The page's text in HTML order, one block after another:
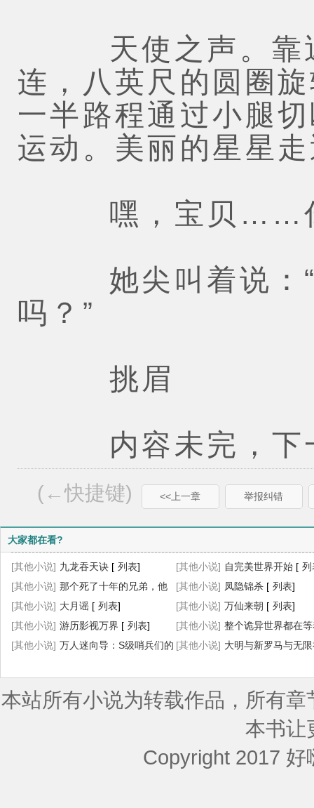
天使之声。靠近
连，八英尺的圆圈
一半路程通过小腿
运动。美丽的星星
嘿，宝贝……你
她尖叫着说：“
吗？”
挑眉
内容未完，下
(←快捷键) <<上一章 举报纠错
大家都在看?
[其他小说] 九龙吞天诀 [ 列表] [其他小说] 自完美世界开始 [ 列
[其他小说] 那个死了十年的兄弟，他
回来了[ 列表]
[其他小说] 凤隐锦杀 [ 列表]
[其他小说] 大月谣 [ 列表] [其他小说] 万仙来朝 [ 列表]
[其他小说] 游历影视万界 [ 列表] [其他小说] 整个诡异世界都在
上天[ 列表 ]
[其他小说] 万人迷向导：S级哨兵们的 [其他小说] 大明与新罗马与无
本站所有小说为转载作品，所有
本书让
Copyright 2017